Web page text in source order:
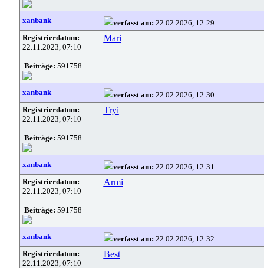
xanbank verfasst am: 22.02.2026, 12:29
Registrierdatum:
22.11.2023, 07:10
Beiträge: 591758
Mari
xanbank verfasst am: 22.02.2026, 12:30
Registrierdatum:
22.11.2023, 07:10
Beiträge: 591758
Tryi
xanbank verfasst am: 22.02.2026, 12:31
Registrierdatum:
22.11.2023, 07:10
Beiträge: 591758
Armi
xanbank verfasst am: 22.02.2026, 12:32
Registrierdatum:
22.11.2023, 07:10
Best